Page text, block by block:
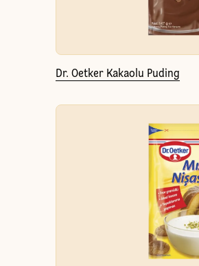
Dr. Oetker Kakaolu Puding